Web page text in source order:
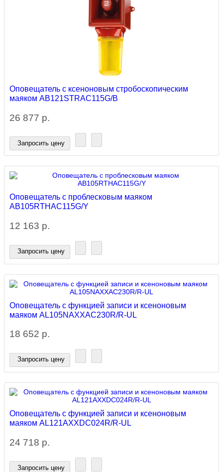
Оповещатель с ксеноновым стробоскопическим
маяком AB121STRAC115G/B
26 877 р.
Запросить цену
Оповещатель с проблесковым маяком
AB105RTHAC115G/Y
12 163 р.
Запросить цену
Оповещатель с функцией записи и ксеноновым
маяком AL105NAXXAC230R/R-UL
18 652 р.
Запросить цену
Оповещатель с функцией записи и ксеноновым
маяком AL121AXXDC024R/R-UL
24 718 р.
Запросить цену